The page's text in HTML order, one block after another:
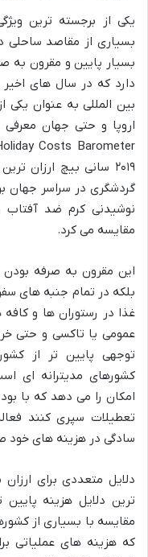
یکی از برجسته ترین
بسیاری از مقاصد ساحلی
بسیار پایین و مقرون
دارد که در سال های
بین المللی به عنوان یکی
اروپا و حتی جهان
گردشگری در سراسر جهان
نوشیدنی کرم ضد آفتاب
مقایسه می کرد.
این مقرون به صرفه
بلکه در تمام جنبه های
غذا در رستوران ها و
عمومی یا تاکسی و حتی
توجهی پایین تر از
کشورهای مدیترانه ای
امکان را می دهد که با
تعطیلات سپری کنند
سادگی در هزینه های خود
دلایل متعددی برای
ترین دلایل هزینه پایین
مقایسه با بسیاری از
که هزینه های عملیاتی